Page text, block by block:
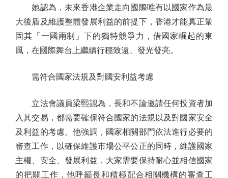
她認為，未來香港企業走向國際唯有以國家作為最
大後盾及維護整體發展利益的前提下，香港才能真正鞏
固其「一國兩制」下的獨特競爭力，借國家崛起的東
風，在國際舞台上繼續行穩致遠、發光發亮。
需符合國家法規及對國安利益考慮
立法會議員梁熙認為，長和不論邀請任何投資者加
入其交易，都需要確保符合國家的法規以及對國家安全
及利益的考慮。他強調，國家相關部門依法進行必要的
審查工作，以確保維護市場公平公正的同時，維護國家
主權、安全、發展利益，大家需要保持耐心並相信國家
的把關工作，他呼籲長和積極配合相關機構的審查工